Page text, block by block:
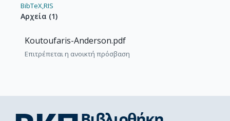
BibTeX,RIS
Αρχεία (1)
Koutoufaris-Anderson.pdf
Επιτρέπεται η ανοικτή πρόσβαση